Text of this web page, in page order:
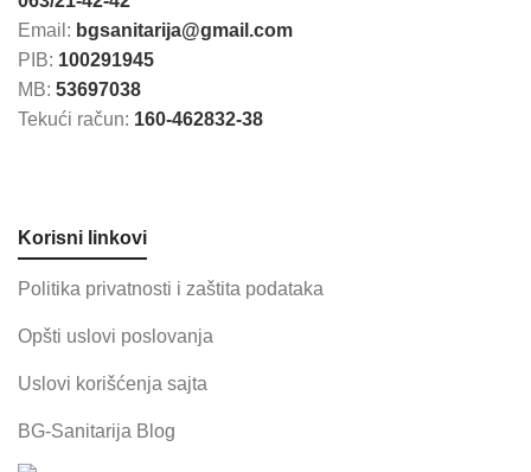
Email: bgsanitarija@gmail.com
PIB: 100291945
MB: 53697038
Tekući račun: 160-462832-38
Korisni linkovi
Politika privatnosti i zaštita podataka
Opšti uslovi poslovanja
Uslovi korišćenja sajta
BG-Sanitarija Blog